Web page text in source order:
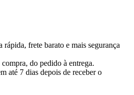
rápida, frete barato e mais segurança
compra, do pedido à entrega.
até 7 dias depois de receber o